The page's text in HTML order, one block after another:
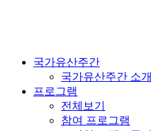
국가유산주간
국가유산주간 소개
프로그램
전체보기
참여 프로그램